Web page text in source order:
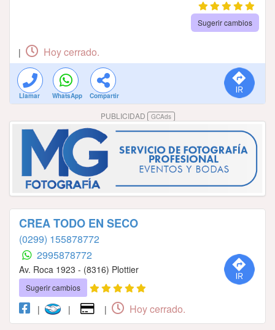
Sugerir cambios
| Hoy cerrado.
Llamar WhatsApp Compartir
PUBLICIDAD GCAds
CREA TODO EN SECO
(0299) 155878772
2995878772
Av. Roca 1923 - (8316) Plottier
Sugerir cambios
| | | Hoy cerrado.